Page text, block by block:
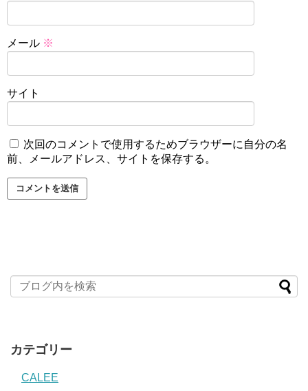
メール ※
サイト
次回のコメントで使用するためブラウザーに自分の名
前、メールアドレス、サイトを保存する。
カテゴリー
CALEE